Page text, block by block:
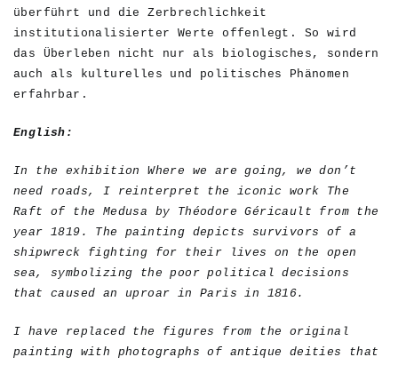
überführt und die Zerbrechlichkeit
institutionalisierter Werte offenlegt. So wird
das Überleben nicht nur als biologisches, sondern
auch als kulturelles und politisches Phänomen
erfahrbar.
English:
In the exhibition Where we are going, we don’t
need roads, I reinterpret the iconic work The
Raft of the Medusa by Théodore Géricault from the
year 1819. The painting depicts survivors of a
shipwreck fighting for their lives on the open
sea, symbolizing the poor political decisions
that caused an uproar in Paris in 1816.
I have replaced the figures from the original
painting with photographs of antique deities that